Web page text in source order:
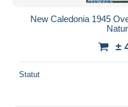
New Caledonia 1945
±
Statut